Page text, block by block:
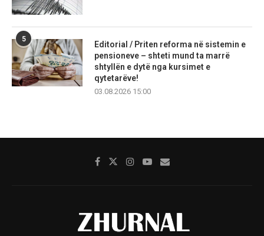
5
Editorial / Priten reforma në sistemin e
pensioneve – shteti mund ta marrë
shtyllën e dytë nga kursimet e
qytetarëve!
03.08.2026 15:00